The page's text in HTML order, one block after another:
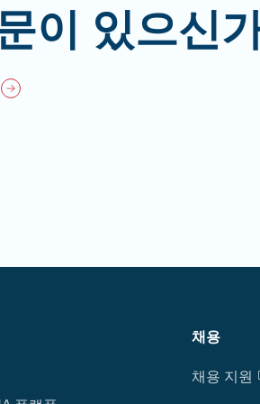
이 있으신
채용
채용 지원